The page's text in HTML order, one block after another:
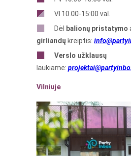
VI 10.00-15:00 val.
Dėl
balionų pristatymo
girliandų kreiptis:
Verslo užklausų
laukiame:
Vilniuje